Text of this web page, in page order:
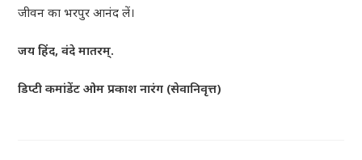
जीवन का भरपुर आनंद लें।
जय हिंद, वंदे मातरम्.
डिप्टी कमांडेंट ओम प्रकाश नारंग (सेवानिवृत्त)